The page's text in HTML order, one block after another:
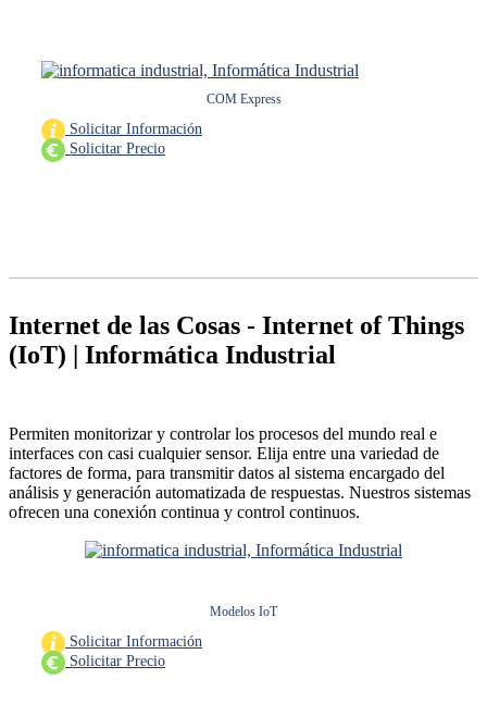
COM Express
Solicitar Información
Solicitar Precio
Internet de las Cosas - Internet of Things
(IoT) | Informática Industrial
Permiten monitorizar y controlar los procesos del mundo real e
interfaces con casi cualquier sensor. Elija entre una variedad de
factores de forma, para transmitir datos al sistema encargado del
análisis y generación automatizada de respuestas. Nuestros sistemas
ofrecen una conexión continua y control continuos.
Modelos IoT
Solicitar Información
Solicitar Precio